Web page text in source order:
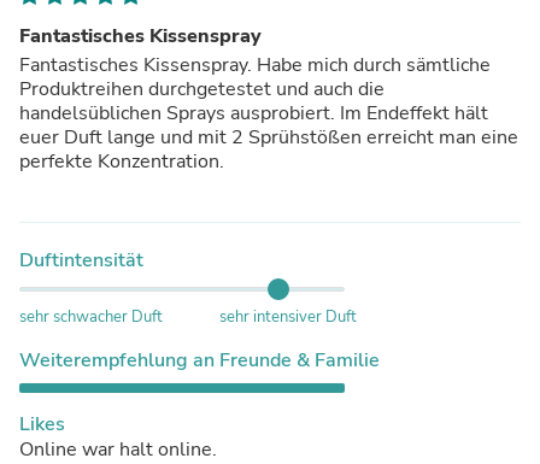
Fantastisches Kissenspray
Fantastisches Kissenspray. Habe mich durch sämtliche
Produktreihen durchgetestet und auch die
handelsüblichen Sprays ausprobiert. Im Endeffekt hält
euer Duft lange und mit 2 Sprühstößen erreicht man eine
perfekte Konzentration.
Duftintensität
sehr schwacher Duft sehr intensiver Duft
Weiterempfehlung an Freunde & Familie
Likes
Online war halt online.